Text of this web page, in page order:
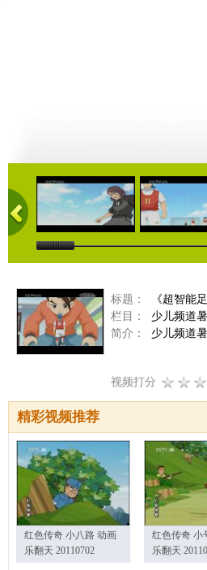
23:00
标题：
《超智能
栏目：
少儿频道
简介：
少儿频道
视频打分
精彩视频推荐
红色传奇 小八路 动画
乐翻天 20110702
红色传奇 小
乐翻天